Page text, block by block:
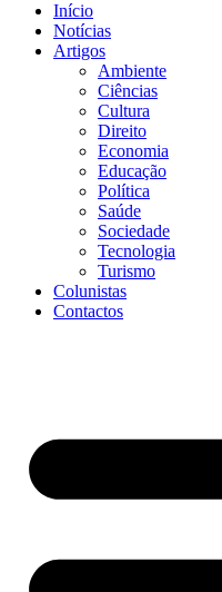
Início
Notícias
Artigos
Ambiente
Ciências
Cultura
Direito
Economia
Educação
Política
Saúde
Sociedade
Tecnologia
Turismo
Colunistas
Contactos